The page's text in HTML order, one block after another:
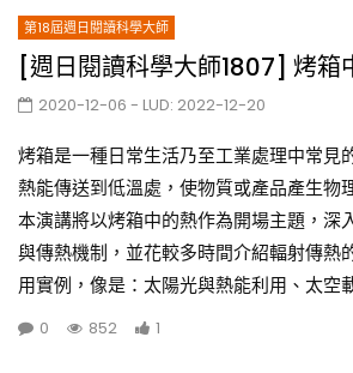
第18屆週日閱讀科學大師
[週日閱讀科學大師1807] 烤箱
2020-12-06 - LUD: 2022-12-20
烤箱是一種日常生活乃至工業處理中常見
熱能傳送到低溫處，使物質或產品產生物
本演講將以烤箱中的熱作為開場主題，深
與傳熱機制，並花較多時間介紹輻射傳熱
用實例，像是：太陽光與熱能利用、太空
0 852 1